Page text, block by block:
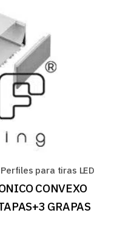
Perfiles para tiras LED
CONVEXO
GRAPAS